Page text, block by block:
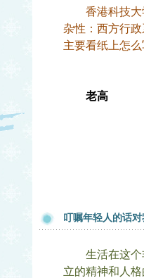
香港科技大学
杂性：西方行
主要看纸上怎
老高
叮嘱年轻人的话
生活在这个非
立的精神和人